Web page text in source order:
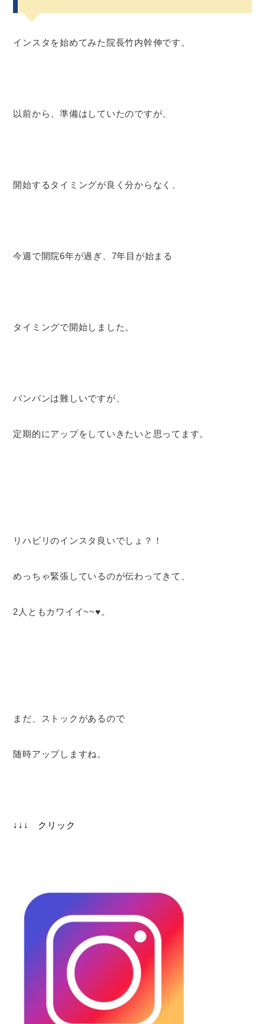
インスタを始めてみた院長竹内幹伸です。
以前から、準備はしていたのですが、
開始するタイミングが良く分からなく、
今週で開院6年が過ぎ、7年目が始まる
タイミングで開始しました。
バンバンは難しいですが、
定期的にアップをしていきたいと思ってます。
リハビリのインスタ良いでしょ？！
めっちゃ緊張しているのが伝わってきて、
2人ともカワイイ~~♥️。
まだ、ストックがあるので
随時アップしますね。
↓↓↓ クリック